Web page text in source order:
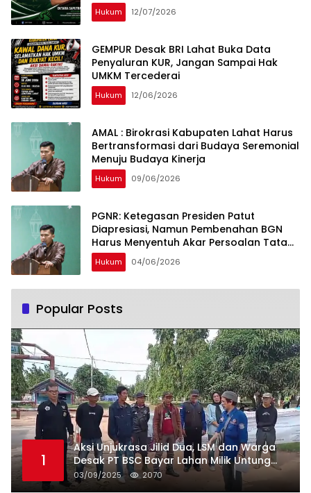
Hukum 12/07/2026
GEMPUR Desak BRI Lahat Buka Data
Penyaluran KUR, Jangan Sampai Hak
UMKM Tercederai
Hukum 12/06/2026
AMAL : Birokrasi Kabupaten Lahat Harus
Bertransformasi dari Budaya Seremonial
Menuju Budaya Kinerja
Hukum 09/06/2026
PGNR: Ketegasan Presiden Patut
Diapresiasi, Namun Pembenahan BGN
Harus Menyentuh Akar Persoalan Tata
Kelola
Hukum 04/06/2026
Popular Posts
1
Aksi Unjukrasa Jilid Dua, LSM dan Warga
Desak PT BSC Bayar Lahan Milik Untung
Suropati
03/09/2025 2070